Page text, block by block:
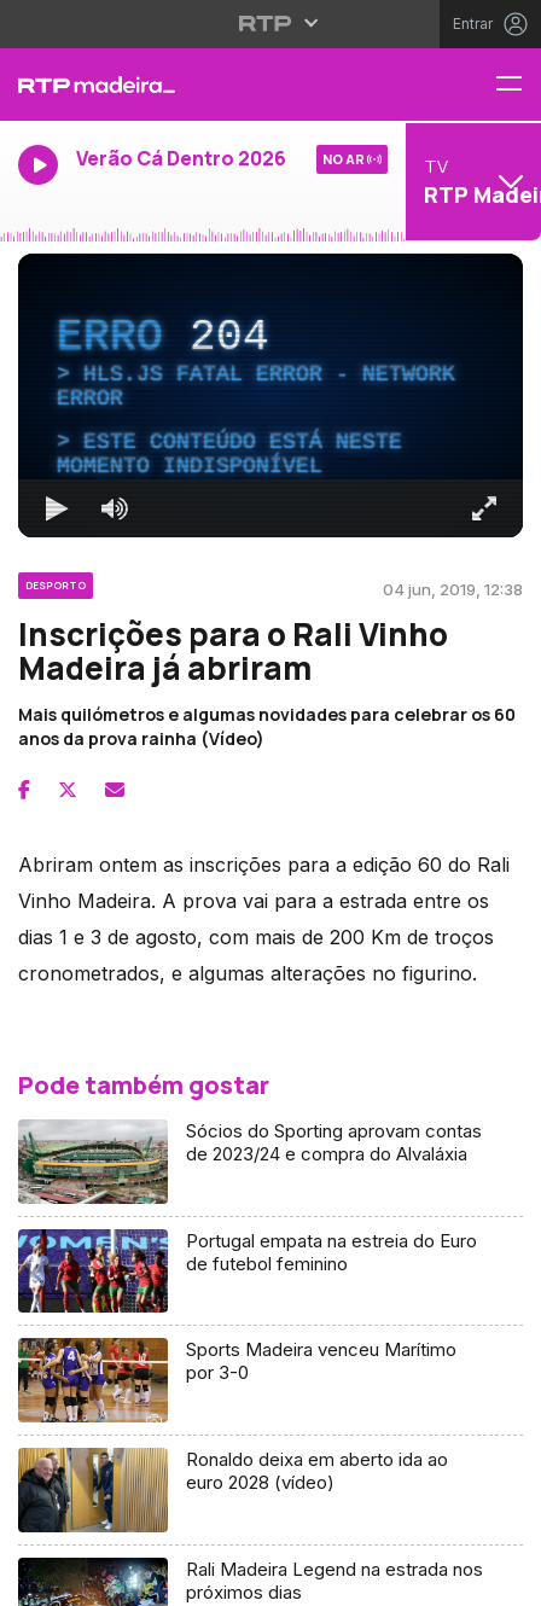
Entrar
Verão Cá Dentro 2026 NO AR TV
RTP
ERRO204
HLS.JS FATAL ERROR - NETWORK
ERROR
ESTE CONTEÚDO ESTÁ NESTE
MOMENTO INDISPONÍVEL
DESPORTO 04 jun, 2019, 12:38
Inscrições para o Rali Vinho
Madeira já abriram
Mais quilómetros e algumas novidades para celebrar os 60
anos da prova rainha (Vídeo)
Abriram ontem as inscrições para a edição 60 do Rali
Vinho Madeira. A prova vai para a estrada entre os
dias 1 e 3 de agosto, com mais de 200 Km de troços
cronometrados, e algumas alterações no figurino.
Pode também gostar
Sócios do Sporting aprovam contas
de 2023/24 e compra do Alvaláxia
Portugal empata na estreia do Euro
de futebol feminino
Sports Madeira venceu Marítimo
por 3-0
Ronaldo deixa em aberto ida ao
euro 2028 (vídeo)
Rali Madeira Legend na estrada nos
próximos dias